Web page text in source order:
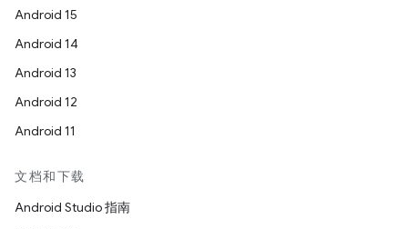
Android 15
Android 14
Android 13
Android 12
Android 11
文档和下载
Android Studio 指南